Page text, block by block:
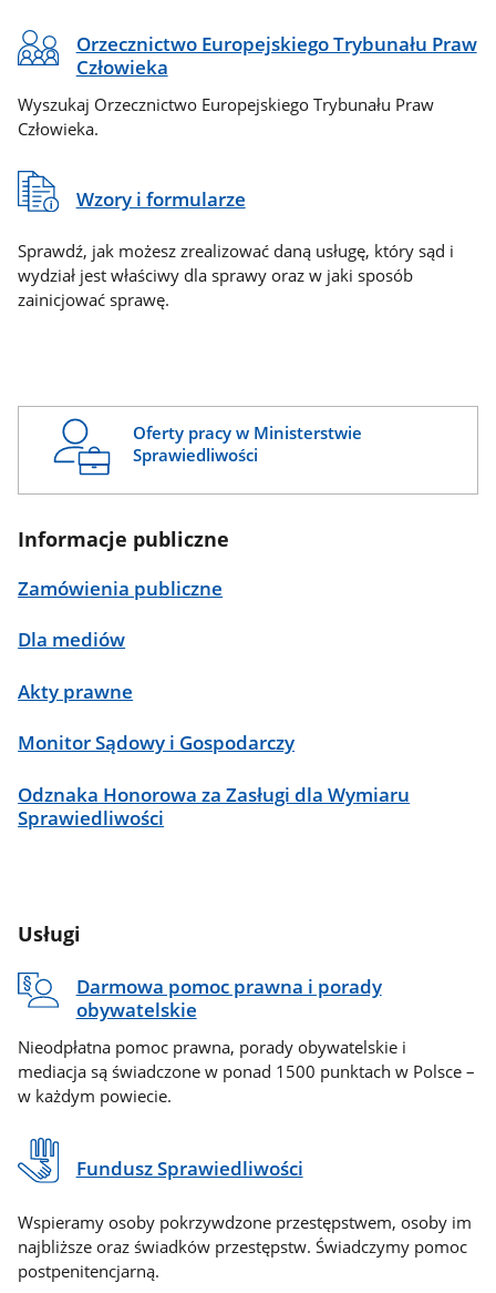
Orzecznictwo Europejskiego Trybunału Praw
Człowieka
Wyszukaj Orzecznictwo Europejskiego Trybunału Praw
Człowieka.
Wzory i formularze
Sprawdź, jak możesz zrealizować daną usługę, który sąd i
wydział jest właściwy dla sprawy oraz w jaki sposób
zainicjować sprawę.
Oferty pracy w Ministerstwie
Sprawiedliwości
Informacje publiczne
Zamówienia publiczne
Dla mediów
Akty prawne
Monitor Sądowy i Gospodarczy
Odznaka Honorowa za Zasługi dla Wymiaru
Sprawiedliwości
Usługi
Darmowa pomoc prawna i porady
obywatelskie
Nieodpłatna pomoc prawna, porady obywatelskie i
mediacja są świadczone w ponad 1500 punktach w Polsce –
w każdym powiecie.
Fundusz Sprawiedliwości
Wspieramy osoby pokrzywdzone przestępstwem, osoby im
najbliższe oraz świadków przestępstw. Świadczymy pomoc
postpenitencjarną.